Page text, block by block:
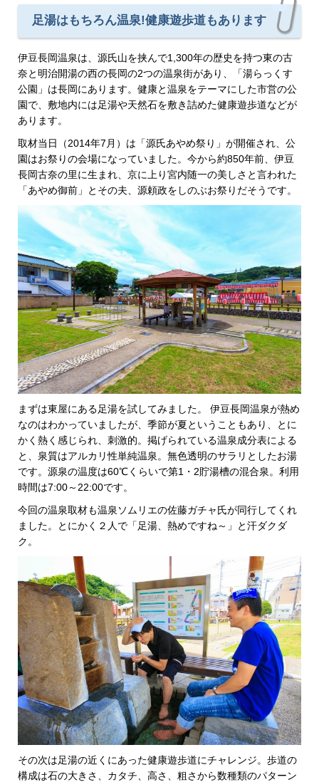
足湯はもちろん温泉!健康遊歩道もあります
伊豆長岡温泉は、源氏山を挟んで1,300年の歴史を持つ東の古
奈と明治開湯の西の長岡の2つの温泉街があり、「湯らっくす
公園」は長岡にあります。健康と温泉をテーマにした市営の公
園で、敷地内には足湯や天然石を敷き詰めた健康遊歩道などが
あります。
取材当日（2014年7月）は「源氏あやめ祭り」が開催され、公
園はお祭りの会場になっていました。今から約850年前、伊豆
長岡古奈の里に生まれ、京に上り宮内随一の美しさと言われた
「あやめ御前」とその夫、源頼政をしのぶお祭りだそうです。
まずは東屋にある足湯を試してみました。 伊豆長岡温泉が熱め
なのはわかっていましたが、季節が夏ということもあり、とに
かく熱く感じられ、刺激的。掲げられている温泉成分表による
と、泉質はアルカリ性単純温泉。無色透明のサラリとしたお湯
です。源泉の温度は60℃くらいで第1・2貯湯槽の混合泉。利用
時間は7:00～22:00です。
今回の温泉取材も温泉ソムリエの佐藤ガチャ氏が同行してくれ
ました。とにかく２人で「足湯、熱めですね～」と汗ダクダ
ク。
その次は足湯の近くにあった健康遊歩道にチャレンジ。歩道の
構成は石の大きさ、カタチ、高さ、粗さから数種類のパターン